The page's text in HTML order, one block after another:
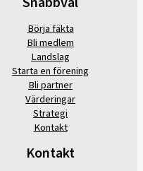
Börja fäkta
Bli medlem
Landslag
Starta en förening
Bli partner
Värderingar
Strategi
Kontakt
Kontakt